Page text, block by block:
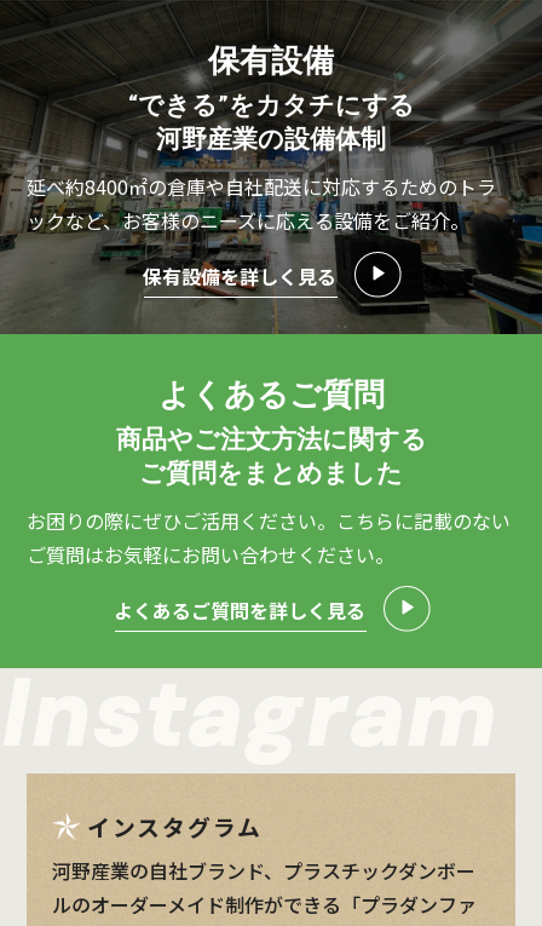
保有設備
“できる”をカタチにする
河野産業の設備体制
延べ約8400㎡の倉庫や自社配送に対応するためのトラ
ックなど、お客様のニーズに応える設備をご紹介。
保有設備を詳しく見る
よくあるご質問
商品やご注文方法に関する
ご質問をまとめました
お困りの際にぜひご活用ください。こちらに記載のない
ご質問はお気軽にお問い合わせください。
よくあるご質問を詳しく見る
インスタグラム
河野産業の自社ブランド、プラスチックダンボー
ルのオーダーメイド制作ができる「プラダンファ